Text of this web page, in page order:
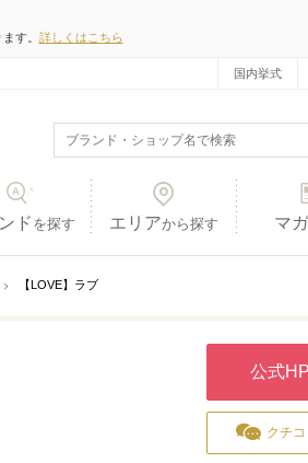
す。 詳しくはこちら
国内挙式
ド を探す エリアから探す マ
【LOVE】ラブ
公式
クチ